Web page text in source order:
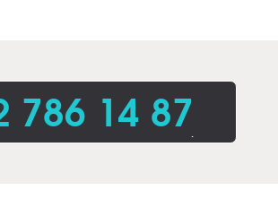
786 14 87.